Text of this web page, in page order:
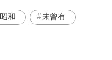
昭和 未曾有